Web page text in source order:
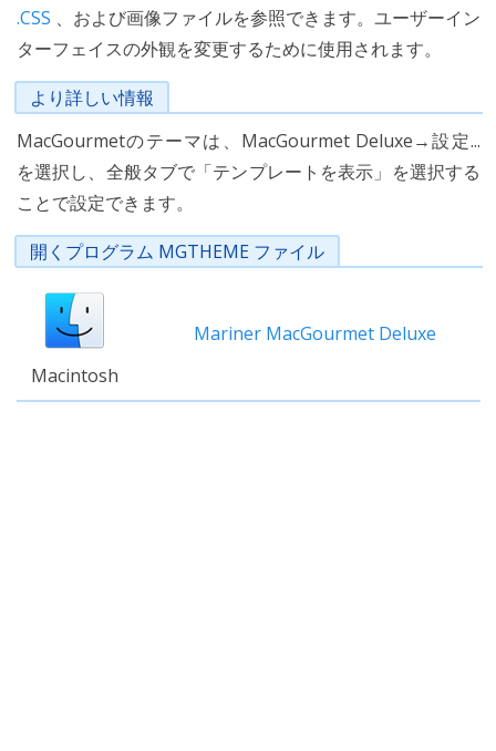
.CSS 、および画像ファイルを参照できます。ユーザーイン
ターフェイスの外観を変更するために使用されます。
より詳しい情報
MacGourmetのテーマは、MacGourmet Deluxe→設定...
を選択し、全般タブで「テンプレートを表示」を選択する
ことで設定できます。
開くプログラム MGTHEME ファイル
Macintosh
Mariner MacGourmet Deluxe